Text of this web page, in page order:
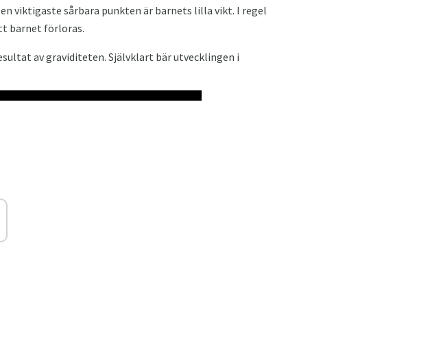
viktigaste sårbara punkten är barnets lilla vikt. I regel
barnet förloras.
av graviditeten. Självklart bär utvecklingen i